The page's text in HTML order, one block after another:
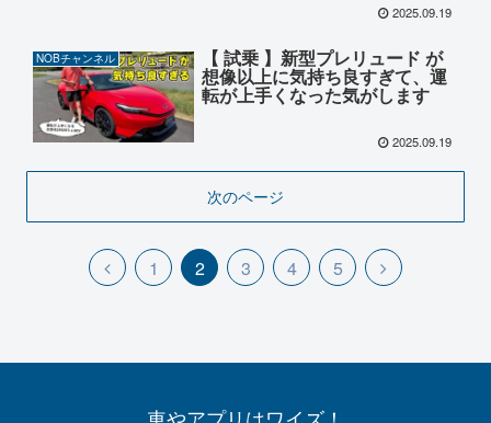
2025.09.19
NOBチャンネル 【 試乗 】新型プレリュード が
想像以上に気持ち良すぎて、運
転が上手くなった気がします
2025.09.19
次のページ
1 2 3 4 5